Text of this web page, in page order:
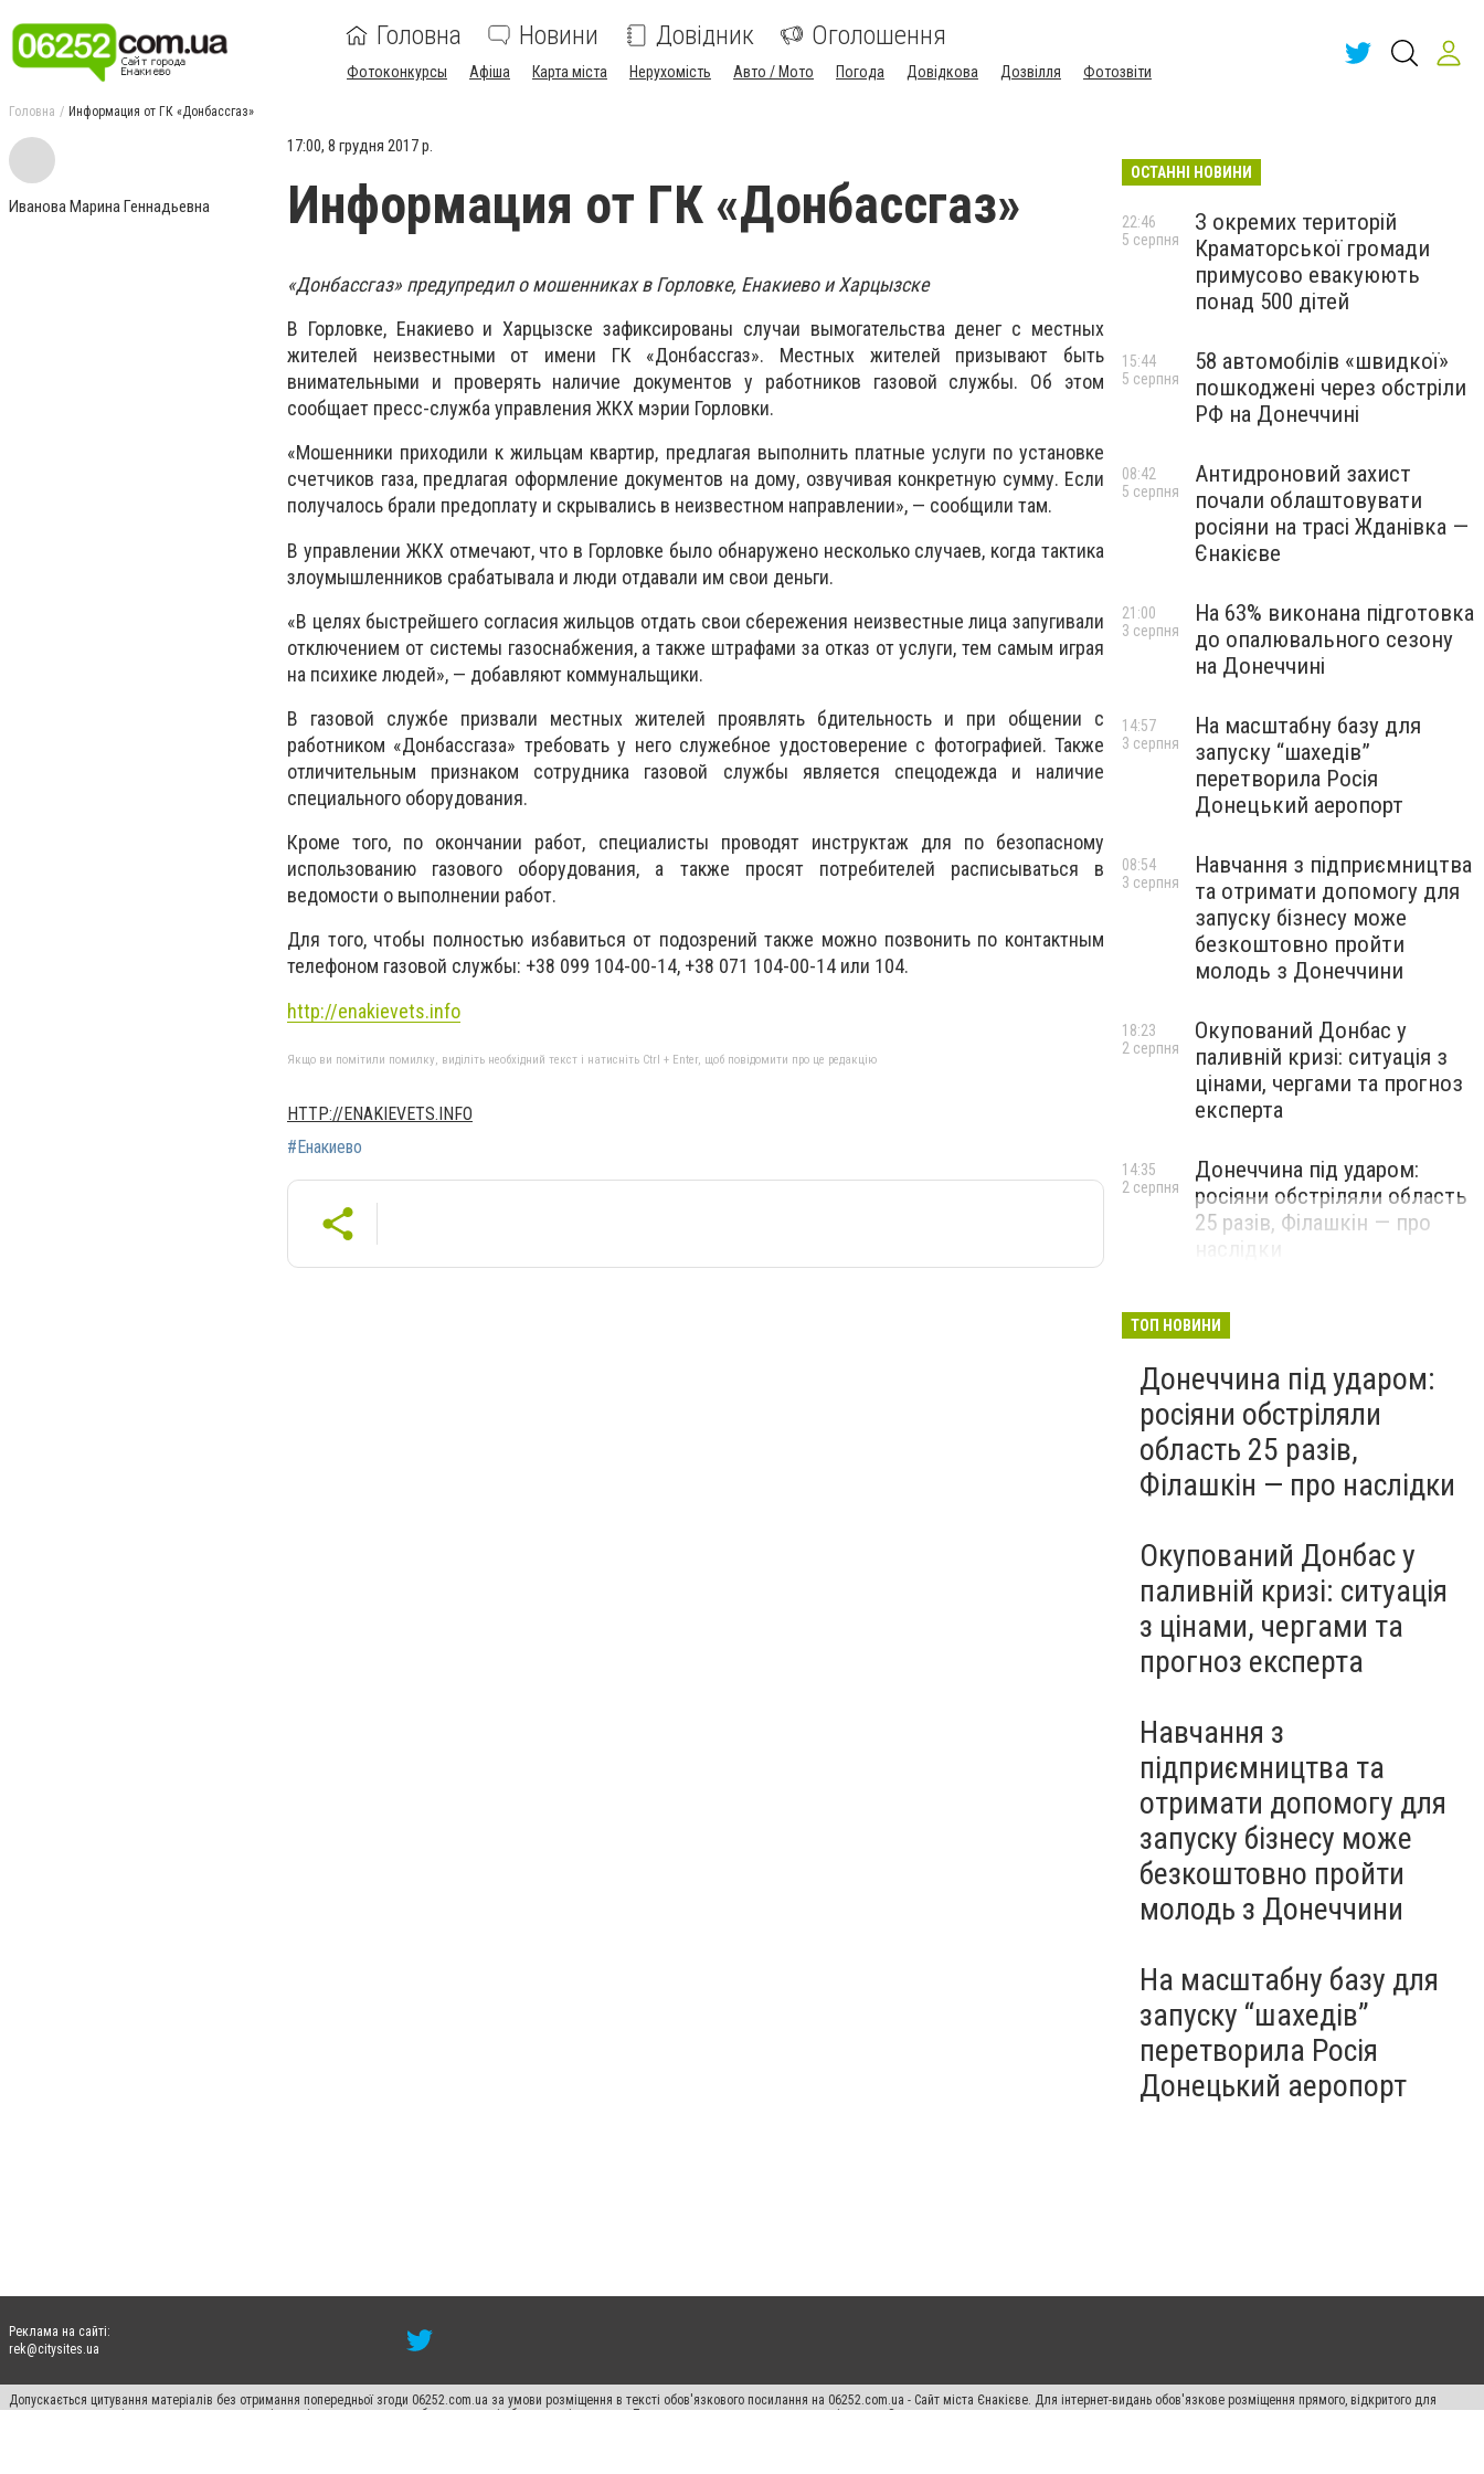
Головна Новини Довідник Оголошення
Фотоконкурсы Афіша Карта міста Нерухомість Авто / Мото Погода Довідкова Дозвілля Фотозвіти
Головна Информация от ГК «Донбассгаз»
Иванова Марина Геннадьевна
17:00, 8 грудня 2017 р.
Информация от ГК «Донбассгаз»
«Донбассгаз» предупредил о мошенниках в Горловке, Енакиево и Харцызске
В Горловке, Енакиево и Харцызске зафиксированы случаи вымогательства денег с местных
жителей неизвестными от имени ГК «Донбассгаз». Местных жителей призывают быть
внимательными и проверять наличие документов у работников газовой службы. Об этом
сообщает пресс-служба управления ЖКХ мэрии Горловки.
«Мошенники приходили к жильцам квартир, предлагая выполнить платные услуги по установке
счетчиков газа, предлагая оформление документов на дому, озвучивая конкретную сумму. Если
получалось брали предоплату и скрывались в неизвестном направлении», — сообщили там.
В управлении ЖКХ отмечают, что в Горловке было обнаружено несколько случаев, когда тактика
злоумышленников срабатывала и люди отдавали им свои деньги.
«В целях быстрейшего согласия жильцов отдать свои сбережения неизвестные лица запугивали
отключением от системы газоснабжения, а также штрафами за отказ от услуги, тем самым играя
на психике людей», — добавляют коммунальщики.
В газовой службе призвали местных жителей проявлять бдительность и при общении с
работником «Донбассгаза» требовать у него служебное удостоверение с фотографией. Также
отличительным признаком сотрудника газовой службы является спецодежда и наличие
специального оборудования.
Кроме того, по окончании работ, специалисты проводят инструктаж для по безопасному
использованию газового оборудования, а также просят потребителей расписываться в
ведомости о выполнении работ.
Для того, чтобы полностью избавиться от подозрений также можно позвонить по контактным
телефоном газовой службы: +38 099 104-00-14, +38 071 104-00-14 или 104.
http://enakievets.info
Якщо ви помітили помилку, виділіть необхідний текст і натисніть Ctrl + Enter, щоб повідомити про це редакцію
HTTP://ENAKIEVETS.INFO
#Енакиево
ОСТАННІ НОВИНИ
З окремих територій
Краматорської громади
примусово евакуюють
понад 500 дітей
22:46
5 серпня
58 автомобілів «швидкої»
пошкоджені через обстріли
РФ на Донеччині
15:44
5 серпня
Антидроновий захист
почали облаштовувати
росіяни на трасі Жданівка —
Єнакієве
08:42
5 серпня
На 63% виконана підготовка
до опалювального сезону
на Донеччині
21:00
3 серпня
На масштабну базу для
запуску “шахедів”
перетворила Росія
Донецький аеропорт
14:57
3 серпня
Навчання з підприємництва
та отримати допомогу для
запуску бізнесу може
безкоштовно пройти
молодь з Донеччини
08:54
3 серпня
Окупований Донбас у
паливній кризі: ситуація з
цінами, чергами та прогноз
експерта
18:23
2 серпня
Донеччина під ударом:
росіяни обстріляли область
25 разів, Філашкін — про
14:35
2 серпня
ТОП НОВИНИ
Донеччина під ударом:
росіяни обстріляли
область 25 разів,
Філашкін — про наслідки
Окупований Донбас у
паливній кризі: ситуація
з цінами, чергами та
прогноз експерта
Навчання з
підприємництва та
отримати допомогу для
запуску бізнесу може
безкоштовно пройти
молодь з Донеччини
На масштабну базу для
запуску “шахедів”
перетворила Росія
Донецький аеропорт
Реклама на сайті:
rek@citysites.ua
Допускається цитування матеріалів без отримання попередньої згоди 06252.com.ua за умови розміщення в тексті обов'язкового посилання на 06252.com.ua - Сайт міста Єнакієве. Для інтернет-видань обов'язкове розміщення прямого, відкритого для
пошукових систем гіперпосилання на цитовані статті не нижче другого абзацу в тексті або в якості джерела. Порушення виняткових прав переслідується Законом.